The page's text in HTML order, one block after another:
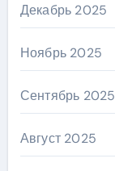
Декабрь 2025
Ноябрь 2025
Сентябрь 2025
Август 2025